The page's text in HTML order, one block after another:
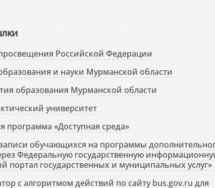
Российской Федерации
и науки Мурманской области
образования Мурманской области
университет
программа «Доступная среда»
обучающихся на программы
Федеральную государственную
портал государственных и муниципальных услуг»
с алгоритмом действий по сайту bus.gov.ru для